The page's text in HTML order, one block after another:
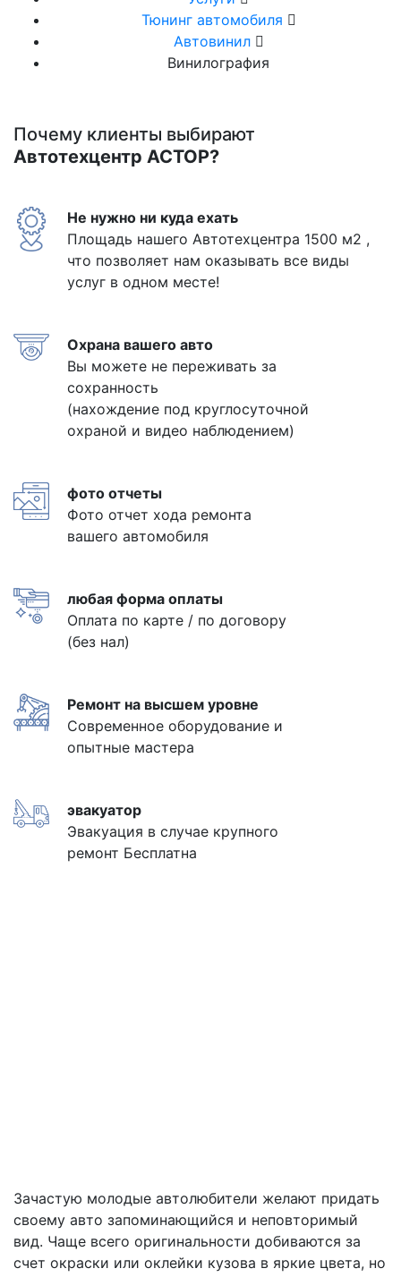
Тюнинг автомобиля
Автовинил
Винилография
Почему клиенты выбирают
Автотехцентр АСТОР?
Не нужно ни куда ехать
Площадь нашего Автотехцентра 1500 м2 ,
что позволяет нам оказывать все виды
услуг в одном месте!
Охрана вашего авто
Вы можете не переживать за
сохранность
(нахождение под круглосуточной
охраной и видео наблюдением)
фото отчеты
Фото отчет хода ремонта
вашего автомобиля
любая форма оплаты
Оплата по карте / по договору
(без нал)
Ремонт на высшем уровне
Современное оборудование и
опытные мастера
эвакуатор
Эвакуация в случае крупного
ремонт Бесплатна
Зачастую молодые автолюбители желают придать
своему авто запоминающийся и неповторимый
вид. Чаще всего оригинальности добиваются за
счет окраски или оклейки кузова в яркие цвета, но